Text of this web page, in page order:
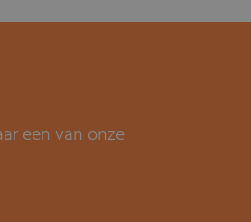
een van onze